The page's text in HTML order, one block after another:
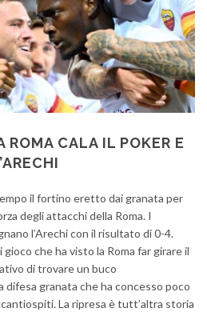
ROMA CALA IL POKER E
il fortino eretto dai granata per
degli attacchi della Roma. I
l’Arechi con il risultato di 0-4.
gioco che ha visto la Roma far girare il
di trovare un buco
difesa granata che ha concesso poco
ospiti. La ripresa è tutt’altra storia